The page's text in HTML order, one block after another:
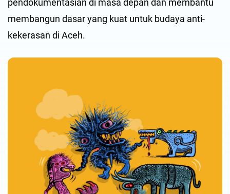
pendokumentasian di masa depan dan membantu
membangun dasar yang kuat untuk budaya anti-
kekerasan di Aceh.